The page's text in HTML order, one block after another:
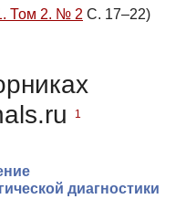
Том 2. № 2 С. 17–22)
1
диагностики